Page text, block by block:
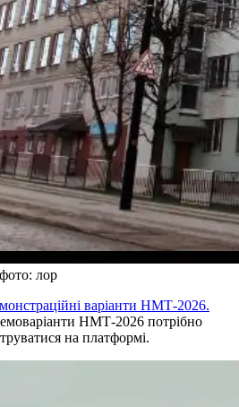
лор
варіанти НМТ-2026.
НМТ-2026 потрібно
на платформі.